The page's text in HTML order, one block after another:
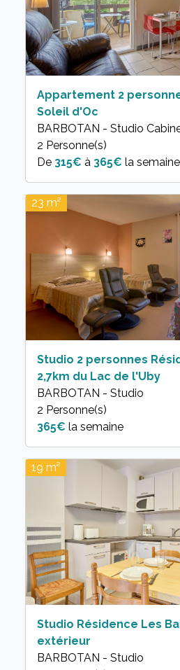
Appartement 2
Soleil d'Oc
BARBOTAN - Studio
2 Personne(s)
315€ à 365€ la semaine
23 m²
Studio 2 personnes
2,7km du Lac de l'Uby
BARBOTAN - Studio
2 Personne(s)
365€ la semaine
19 m²
Studio Résidence Les
extérieur
BARBOTAN - Studio